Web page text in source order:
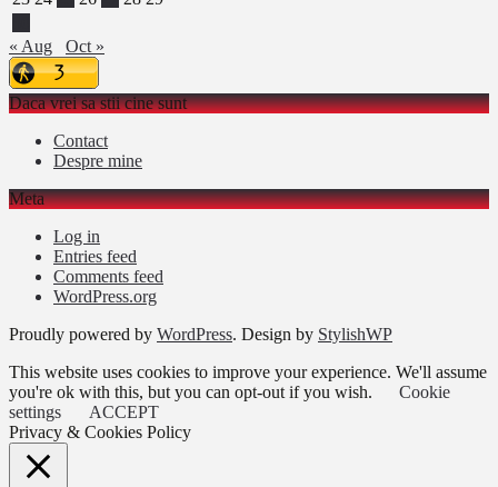
« Aug
Oct »
Daca vrei sa stii cine sunt
Contact
Despre mine
Meta
Log in
Entries feed
Comments feed
WordPress.org
Proudly powered by WordPress. Design by StylishWP
This website uses cookies to improve your experience. We'll assume
you're ok with this, but you can opt-out if you wish.
Cookie
settings
ACCEPT
Privacy & Cookies Policy